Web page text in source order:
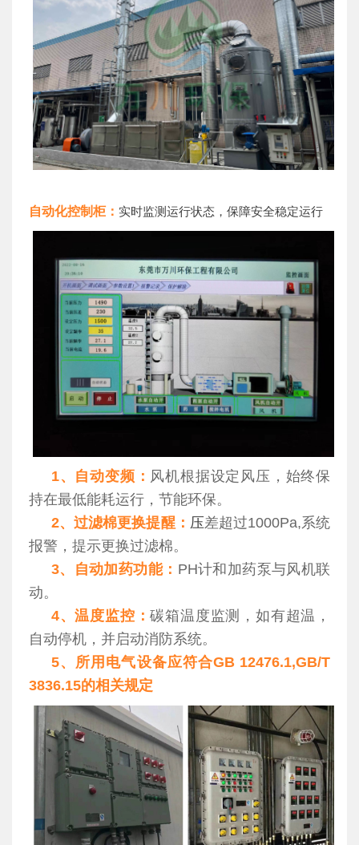
自动化控制柜： 实时监测运行状态，保障安全稳定运行
1、自动变频： 风机根据设定风压，始终保
持在最低能耗运行，节能环保。
2、过滤棉更换提醒： 压差超过1000Pa,系统
报警，提示更换过滤棉。
3、自动加药功能： PH计和加药泵与风机联
动。
4、温度监控：碳箱温度监测，如有超温，
自动停机，并启动消防系统。
5、所用电气设备应符合GB 12476.1,GB/T
3836.15的相关规定